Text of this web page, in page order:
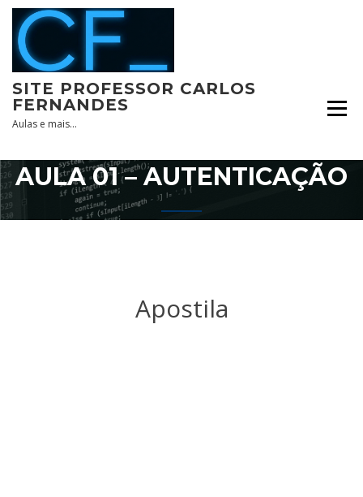
Skip
content
SITE PROFESSOR CARLOS
FERNANDES
Aulas e mais…
AULA 01 – AUTENTICAÇÃO
Apostila